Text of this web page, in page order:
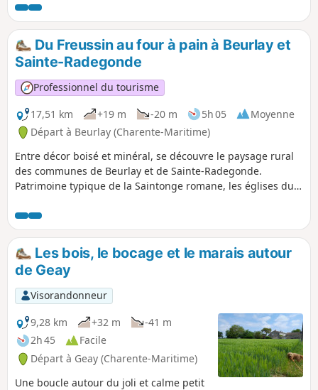
des parcelles de vigne, et pour finir un coteau sec
dominant une zone humide.
Du Freussin au four à pain à Beurlay et
Sainte-Radegonde
Professionnel du tourisme
17,51 km
+19 m -20 m 5h 05
Moyenne
Départ à Beurlay (Charente-Maritime)
Entre décor boisé et minéral, se découvre le paysage rural
des communes de Beurlay et de Sainte-Radegonde.
Patrimoine typique de la Saintonge romane, les églises du
parcours.
Les bois, le bocage et le marais autour
de Geay
Visorandonneur
9,28 km
+32 m
-41 m
2h 45
Facile
Départ à Geay (Charente-Maritime)
Une boucle autour du joli et calme petit